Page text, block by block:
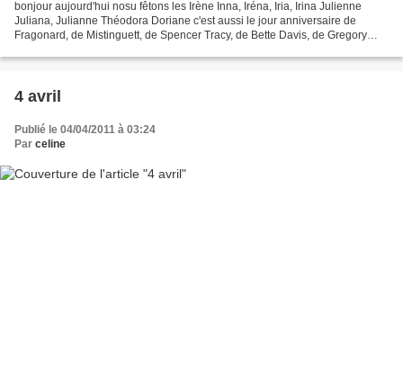
bonjour aujourd'hui nosu fêtons les Irène Inna, Iréna, Iria, Irina Julienne
Juliana, Julianne Théodora Doriane c'est aussi le jour anniversaire de
Fragonard, de Mistinguett, de Spencer Tracy, de Bette Davis, de Gregory
4 avril
Publié le 04/04/2011 à 03:24
Par celine